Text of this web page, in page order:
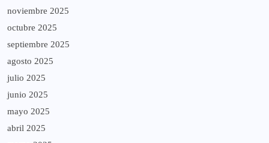
noviembre 2025
octubre 2025
septiembre 2025
agosto 2025
julio 2025
junio 2025
mayo 2025
abril 2025